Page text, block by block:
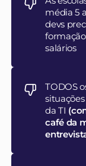
média 5
devs
salários
TODOS
da TI
café da